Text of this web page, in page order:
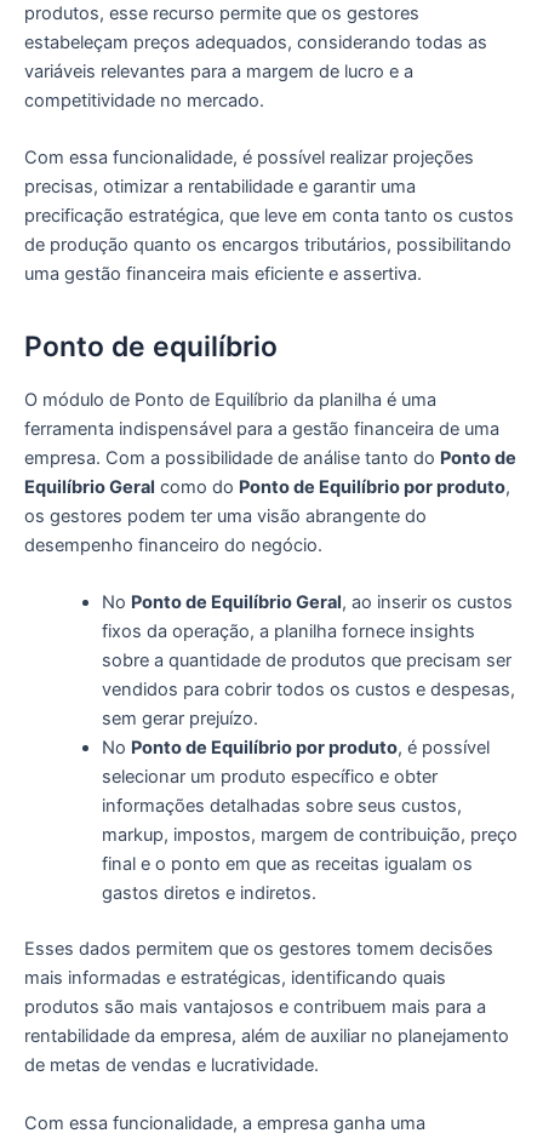
produtos, esse recurso permite que os gestores
estabeleçam preços adequados, considerando todas as
variáveis relevantes para a margem de lucro e a
competitividade no mercado.
Com essa funcionalidade, é possível realizar projeções
precisas, otimizar a rentabilidade e garantir uma
precificação estratégica, que leve em conta tanto os custos
de produção quanto os encargos tributários, possibilitando
uma gestão financeira mais eficiente e assertiva.
Ponto de equilíbrio
O módulo de Ponto de Equilíbrio da planilha é uma
ferramenta indispensável para a gestão financeira de uma
empresa. Com a possibilidade de análise tanto do Ponto de
Equilíbrio Geral como do Ponto de Equilíbrio por produto,
os gestores podem ter uma visão abrangente do
desempenho financeiro do negócio.
No Ponto de Equilíbrio Geral, ao inserir os custos
fixos da operação, a planilha fornece insights
sobre a quantidade de produtos que precisam ser
vendidos para cobrir todos os custos e despesas,
sem gerar prejuízo.
No Ponto de Equilíbrio por produto, é possível
selecionar um produto específico e obter
informações detalhadas sobre seus custos,
markup, impostos, margem de contribuição, preço
final e o ponto em que as receitas igualam os
gastos diretos e indiretos.
Esses dados permitem que os gestores tomem decisões
mais informadas e estratégicas, identificando quais
produtos são mais vantajosos e contribuem mais para a
rentabilidade da empresa, além de auxiliar no planejamento
de metas de vendas e lucratividade.
Com essa funcionalidade, a empresa ganha uma